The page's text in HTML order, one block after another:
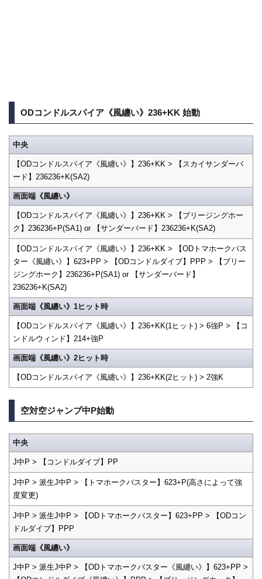
ODコンドルスパイア《風纏い》236+KK 始動
中央
【ODコンドルスパイア《風纏い》】236+KK > 【スカイサンダーバ
ード】236236+K(SA2)
画面端《風纏い》
【ODコンドルスパイア《風纏い》】236+KK > 【ブリージングホー
ク】236236+P(SA1) or 【サンダーバード】236236+K(SA2)
【ODコンドルスパイア《風纏い》】236+KK > 【ODトマホークバス
ター《風纏い》】623+PP > 【ODコンドルダイブ】PPP > 【ブリー
ジングホーク】236236+P(SA1) or 【サンダーバード】
236236+K(SA2)
画面端《風纏い》1ヒット時
【ODコンドルスパイア《風纏い》】236+KK(1ヒット) > 6強P > 【コ
ンドルウィンド】214+強P
画面端《風纏い》2ヒット時
【ODコンドルスパイア《風纏い》】236+KK(2ヒット) > 2強K
空対空ジャンプ中P始動
中央
J中P > 【コンドルダイブ】PP
J中P > 派生J中P > 【トマホークバスター】623+P(高さによって強
度変更)
J中P > 派生J中P > 【ODトマホークバスター】623+PP > 【ODコン
ドルダイブ】PPP
画面端《風纏い》
J中P > 派生J中P > 【ODトマホークバスター《風纏い》】623+PP >